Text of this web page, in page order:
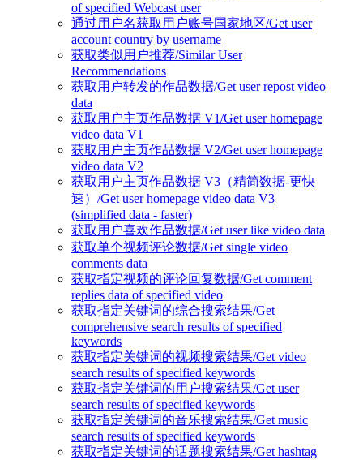
of specified Webcast user
通过用户名获取用户账号国家地区/Get user
account country by username
获取类似用户推荐/Similar User
Recommendations
获取用户转发的作品数据/Get user repost video
data
获取用户主页作品数据 V1/Get user homepage
video data V1
获取用户主页作品数据 V2/Get user homepage
video data V2
获取用户主页作品数据 V3（精简数据-更快
速）/Get user homepage video data V3
(simplified data - faster)
获取用户喜欢作品数据/Get user like video data
获取单个视频评论数据/Get single video
comments data
获取指定视频的评论回复数据/Get comment
replies data of specified video
获取指定关键词的综合搜索结果/Get
comprehensive search results of specified
keywords
获取指定关键词的视频搜索结果/Get video
search results of specified keywords
获取指定关键词的用户搜索结果/Get user
search results of specified keywords
获取指定关键词的音乐搜索结果/Get music
search results of specified keywords
获取指定关键词的话题搜索结果/Get hashtag